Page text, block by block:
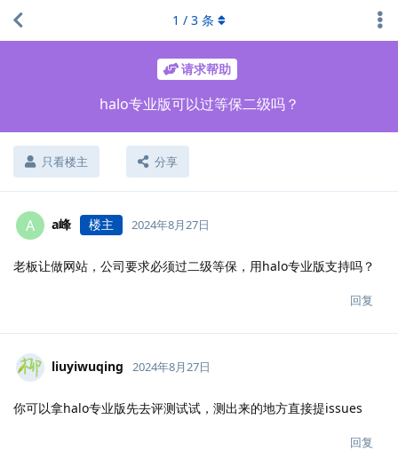
请求帮助
halo专业版可以过等保二级吗？
只看楼主 分享
1 / 3 条
A a峰 楼主 2024年8月27日
老板让做网站，公司要求必须过二级等保，用halo专业版支持吗？
回复
liuyiwuqing 2024年8月27日
你可以拿halo专业版先去评测试试，测出来的地方直接提issues
回复